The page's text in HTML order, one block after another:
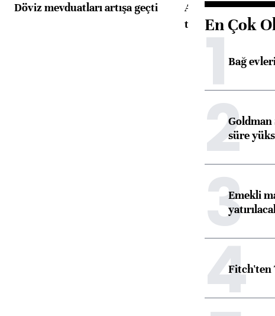
Döviz mevduatları artışa geçti
ABD'de konut
toparlandı
En Çok
1Bağ
2
süre
3Emekli
4Fitch'ten